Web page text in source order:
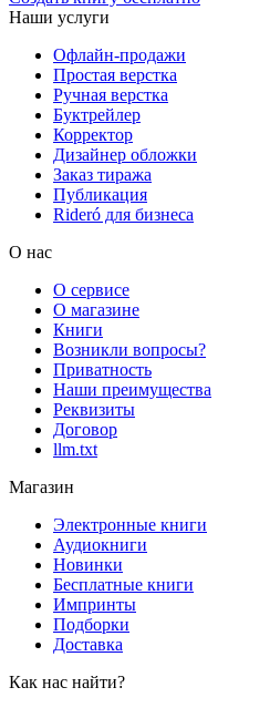
Наши услуги
Офлайн-продажи
Простая верстка
Ручная верстка
Буктрейлер
Корректор
Дизайнер обложки
Заказ тиража
Публикация
Rideró для бизнеса
О нас
О сервисе
О магазине
Книги
Возникли вопросы?
Приватность
Наши преимущества
Реквизиты
Договор
llm.txt
Магазин
Электронные книги
Аудиокниги
Новинки
Бесплатные книги
Импринты
Подборки
Доставка
Как нас найти?